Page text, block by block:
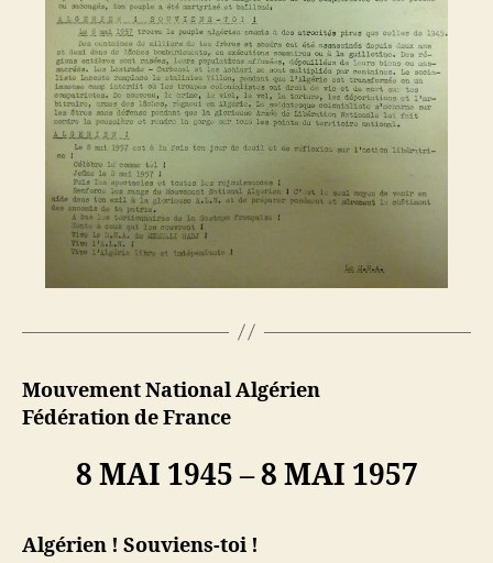
Mouvement National Algérien
Fédération de France
8 MAI 1945 – 8 MAI 1957
Algérien ! Souviens-toi !